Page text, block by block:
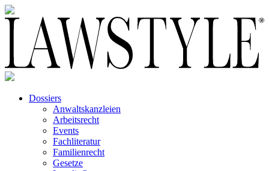
Dossiers
Anwaltskanzleien
Arbeitsrecht
Events
Fachliteratur
Familienrecht
Gesetze